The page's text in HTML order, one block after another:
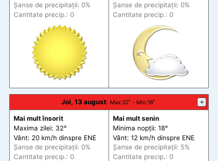
Șanse de precipitații: 0%
Cantitate precip.: 0
Șanse de precipitații: 0%
Cantitate precip.: 0
Joi, 13 august: Max:32˚ - Min:18˚ +
Mai mult însorit
Maxima zilei: 32°
Vânt: 20 km/h dinspre ENE
Șanse de precipitații: 0%
Cantitate precip.: 0
Mai mult senin
Minima nopții: 18°
Vânt: 12 km/h dinspre ENE
Șanse de precipitații: 5%
Cantitate precip.: 0